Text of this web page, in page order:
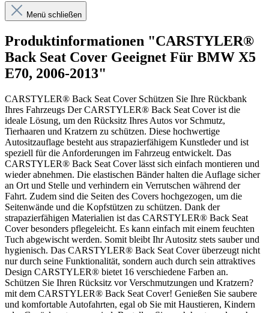
Menü schließen
Produktinformationen "CARSTYLER®
Back Seat Cover Geeignet Für BMW X5
E70, 2006-2013"
CARSTYLER® Back Seat Cover Schützen Sie Ihre Rückbank
Ihres Fahrzeugs Der CARSTYLER® Back Seat Cover ist die
ideale Lösung, um den Rücksitz Ihres Autos vor Schmutz,
Tierhaaren und Kratzern zu schützen. Diese hochwertige
Autositzauflage besteht aus strapazierfähigem Kunstleder und ist
speziell für die Anforderungen im Fahrzeug entwickelt. Das
CARSTYLER® Back Seat Cover lässt sich einfach montieren und
wieder abnehmen. Die elastischen Bänder halten die Auflage sicher
an Ort und Stelle und verhindern ein Verrutschen während der
Fahrt. Zudem sind die Seiten des Covers hochgezogen, um die
Seitenwände und die Kopfstützen zu schützen. Dank der
strapazierfähigen Materialien ist das CARSTYLER® Back Seat
Cover besonders pflegeleicht. Es kann einfach mit einem feuchten
Tuch abgewischt werden. Somit bleibt Ihr Autositz stets sauber und
hygienisch. Das CARSTYLER® Back Seat Cover überzeugt nicht
nur durch seine Funktionalität, sondern auch durch sein attraktives
Design CARSTYLER® bietet 16 verschiedene Farben an.
Schützen Sie Ihren Rücksitz vor Verschmutzungen und Kratzern?
mit dem CARSTYLER® Back Seat Cover! Genießen Sie saubere
und komfortable Autofahrten, egal ob Sie mit Haustieren, Kindern